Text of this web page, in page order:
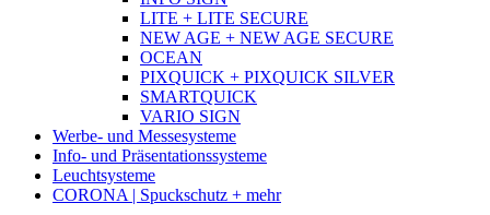
LITE + LITE SECURE
NEW AGE + NEW AGE SECURE
OCEAN
PIXQUICK + PIXQUICK SILVER
SMARTQUICK
VARIO SIGN
Werbe- und Messesysteme
Info- und Präsentationssysteme
Leuchtsysteme
CORONA | Spuckschutz + mehr